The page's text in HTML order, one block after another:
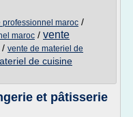
maroc /
maroc / vente
/ vente de materiel de
de cuisine
et pâtisserie